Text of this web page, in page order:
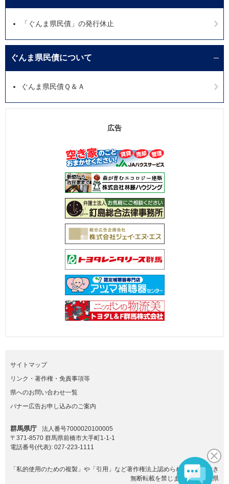
「ぐんま県民債」の発行休止
ぐんま県民債について
ぐんま県民債Ｑ＆Ａ
広告
サイトマップ
リンク・著作権・免責事項等
県へのお問い合わせ一覧
バナー広告お申し込みのご案内
群馬県庁
法人番号7000020100005
〒371-8570 群馬県前橋市大手町1-1-1
電話番号(代表): 027-223-1111
「私的使用のための複製」や「引用」など著作権法上認められた場合を除き
無断転載を禁じます。(C)群馬県